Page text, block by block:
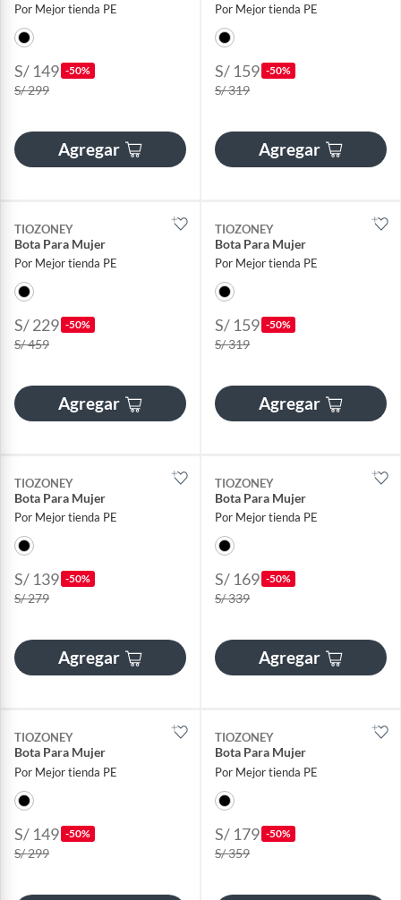
Por Mejor tienda PE
S/ 149 -50%
S/ 299
Agregar
Por Mejor tienda PE
S/ 159 -50%
S/ 319
Agregar
TIOZONEY
Bota Para Mujer
Por Mejor tienda PE
S/ 229 -50%
S/ 459
Agregar
TIOZONEY
Bota Para Mujer
Por Mejor tienda PE
S/ 159 -50%
S/ 319
Agregar
TIOZONEY
Bota Para Mujer
Por Mejor tienda PE
S/ 139 -50%
S/ 279
Agregar
TIOZONEY
Bota Para Mujer
Por Mejor tienda PE
S/ 169 -50%
S/ 339
Agregar
TIOZONEY
Bota Para Mujer
Por Mejor tienda PE
S/ 149 -50%
S/ 299
TIOZONEY
Bota Para Mujer
Por Mejor tienda PE
S/ 179 -50%
S/ 359